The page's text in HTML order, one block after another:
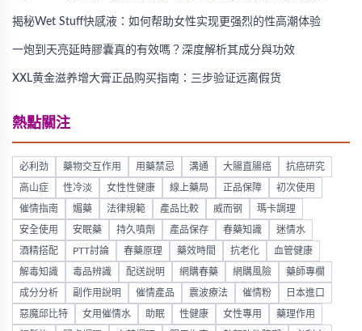
揭秘Wet Stuff快感液：如何帮助女性实现更强烈的性高潮体验
一炮到天亮延時膠囊真的有效嗎？深度解析其成分與功效
XXL黄金滋养增大膏正品购买指南：三步验证远离假货
熱點關注
必利劲 藥物交互作用 用藥禁忌 溝通 大腸直腸癌 抗癌研究
高山症 性冷淡 女性性健康 線上藥局 正品保障 初次使用
催情指南 媚藥 法律規範 產品比較 威而钢 瑪卡調理
安全使用 安眠藥 持久噴劑 產品保存 春藥知識 迷情水
酒精搭配 PTT討論 春藥原理 藥效時間 抗老化 血管健康
解毒知識 毒品辨識 配送說明 網購春藥 網購風險 藥師專欄
成分分析 副作用說明 催情產品 震波療法 催情粉 日本進口
惡魔邱比特 女用催情水 助眠 性健康 女性專用 藥理作用